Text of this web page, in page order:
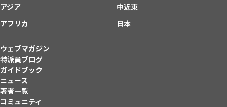
アジア
中近東
アフリカ
日本
ウェブマガジン
特派員ブログ
ガイドブック
ニュース
著者一覧
コミュニティ